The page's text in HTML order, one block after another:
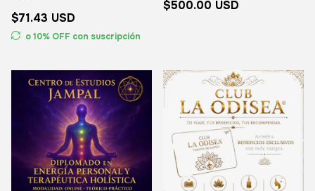
$71.43 USD
o 10% OFF con suscripción
$500.00 USD